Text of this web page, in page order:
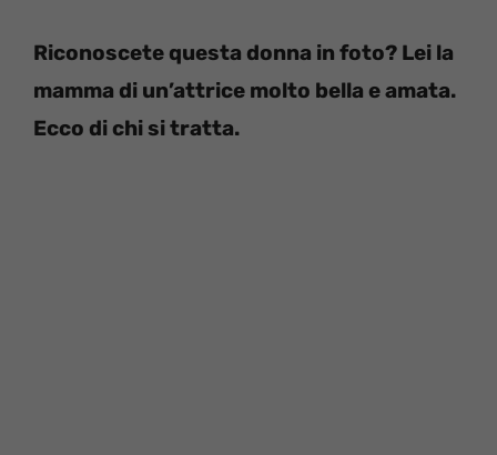
Riconoscete questa donna in foto? Lei la
mamma di un’attrice molto bella e amata.
Ecco di chi si tratta.